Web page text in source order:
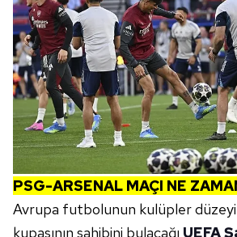
PSG-ARSENAL MAÇI NE
Avrupa futbolunun kulüpler
kupasının sahibini bulacağı UEFA